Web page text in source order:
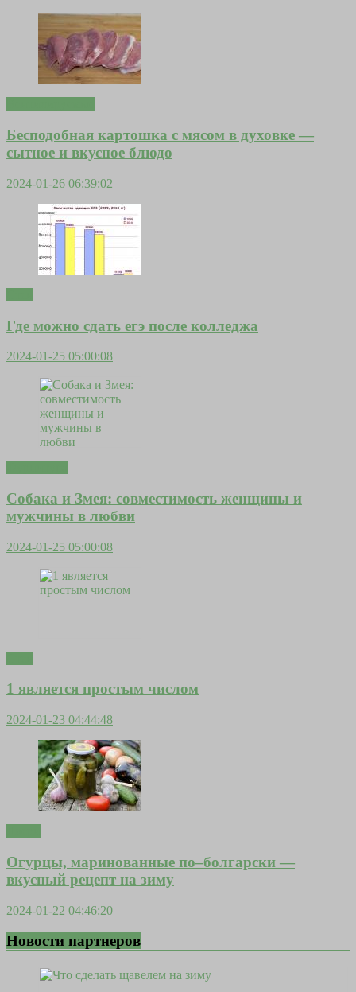
Бесподобная картошка с мясом в духовке —
сытное и вкусное блюдо
2024-01-26 06:39:02
Где можно сдать егэ после колледжа
2024-01-25 05:00:08
Собака и Змея: совместимость женщины и
мужчины в любви
2024-01-25 05:00:08
1 является простым числом
2024-01-23 04:44:48
Огурцы, маринованные по–болгарски —
вкусный рецепт на зиму
2024-01-22 04:46:20
Новости партнеров